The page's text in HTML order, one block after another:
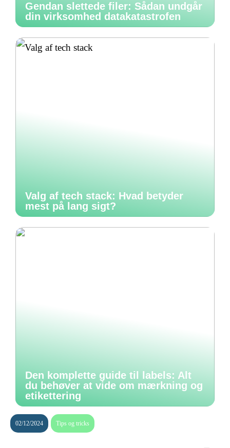
Gendan slettede filer: Sådan undgår
din virksomhed datakatastrofen
Valg af tech stack: Hvad betyder
mest på lang sigt?
Den komplette guide til labels: Alt
du behøver at vide om mærkning og
etikettering
02/12/2024 Tips og tricks